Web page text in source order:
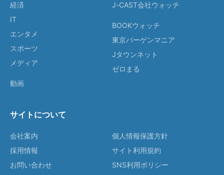
経済
IT
エンタメ
スポーツ
メディア
動画
J-CAST会社ウォッチ
BOOKウォッチ
東京バーゲンマニア
Jタウンネット
ゼロまる
サイトについて
会社案内
採用情報
お問い合わせ
個人情報保護方針
サイト利用規約
SNS利用ポリシー